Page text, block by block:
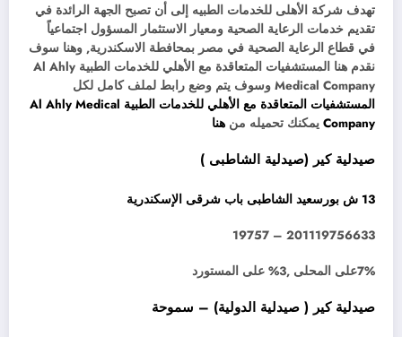
تهدف شركة الأهلى للخدمات الطبيه إلى أن تصبح الجهة الرائدة في
تقديم خدمات الرعاية الصحية ومعيار الاستثمار المسؤول اجتماعياً
في قطاع الرعاية الصحية في مصر بمحافطة الاسكندرية, وهنا سوف
نقدم هنا المستشفيات المتعاقدة مع الأهلي للخدمات الطبية Al Ahly
Medical Company وسوف يتم وضع رابط لملف كامل لكل
المستشفيات المتعاقدة مع الأهلي للخدمات الطبية Al Ahly Medical
Company يمكنك تحميله من هنا
صيدلية كير (صيدلية الشاطبى )
13 ش بورسعيد الشاطبى باب شرقى الإسكندرية
201119756633 – 19757
7%على المحلى ,3% على المستورد
صيدلية كير ( صيدلية الدولية) – سموحة